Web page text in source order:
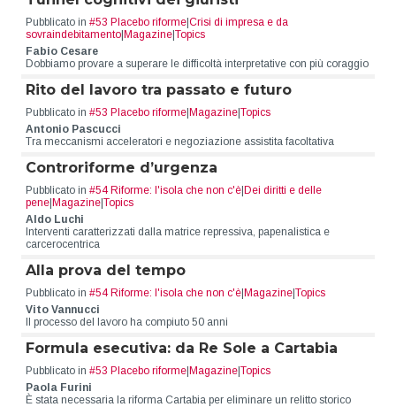
Pubblicato in #53 Placebo riforme|Crisi di impresa e da
sovraindebitamento|Magazine|Topics
Fabio Cesare
Dobbiamo provare a superare le difficoltà interpretative con più coraggio
Rito del lavoro tra passato e futuro
Pubblicato in #53 Placebo riforme|Magazine|Topics
Antonio Pascucci
Tra meccanismi acceleratori e negoziazione assistita facoltativa
Controriforme d’urgenza
Pubblicato in #54 Riforme: l'isola che non c'è|Dei diritti e delle
pene|Magazine|Topics
Aldo Luchi
Interventi caratterizzati dalla matrice repressiva, papenalistica e
carcerocentrica
Alla prova del tempo
Pubblicato in #54 Riforme: l'isola che non c'è|Magazine|Topics
Vito Vannucci
Il processo del lavoro ha compiuto 50 anni
Formula esecutiva: da Re Sole a Cartabia
Pubblicato in #53 Placebo riforme|Magazine|Topics
Paola Furini
È stata necessaria la riforma Cartabia per eliminare un relitto storico